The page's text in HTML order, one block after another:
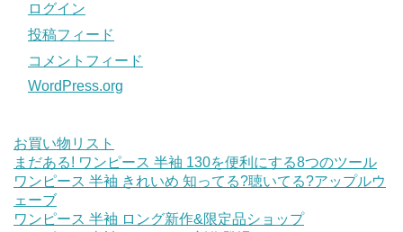
ログイン
投稿フィード
コメントフィード
WordPress.org
お買い物リスト
まだある! ワンピース 半袖 130を便利にする8つのツール
ワンピース 半袖 きれいめ 知ってる?聴いてる?アップルウ
ェーブ
ワンピース 半袖 ロング新作&限定品ショップ